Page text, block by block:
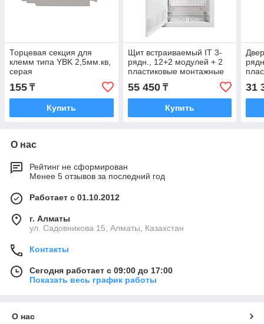
Торцевая секция для
клемм типа YBK 2,5мм.кв,
серая
155 ₸
Купить
Щит встраиваемый IT 3-
рядн., 12+2 модулей + 2
пластиковые монтажные
55 450₸
Купить
31
О нас
Рейтинг не сформирован
Менее 5 отзывов за последний год
Работает с 01.10.2012
г. Алматы
ул. Садовникова 15, Алматы, Казахстан
Контакты
Сегодня работает с 09:00 до 17:00
Показать весь график работы
О нас